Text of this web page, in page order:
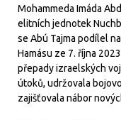
Mohammeda Imáda
elitních jednotek
se Abú Tajma podílel
Hamásu ze 7. října
přepady izraelských
útoků, udržovala
zajišťovala nábor